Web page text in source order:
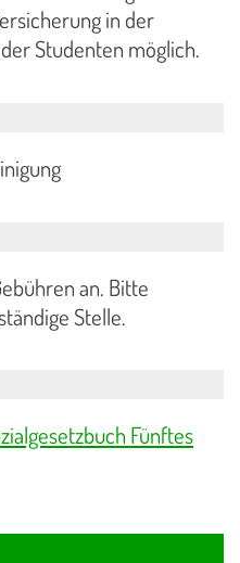
in der
Studenten möglich.
an. Bitte
Stelle.
Fünftes